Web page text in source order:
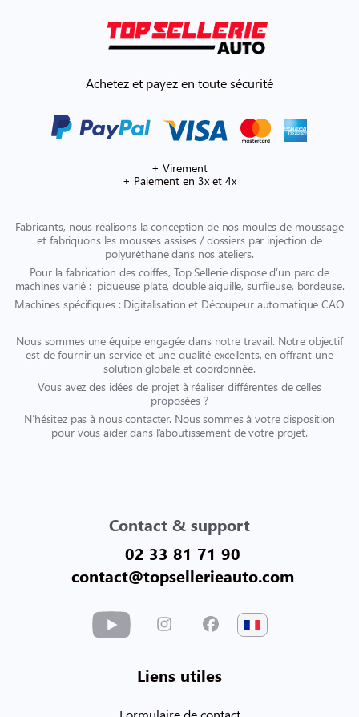
Achetez et payez en toute sécurité
+ Virement
+ Paiement en 3x et 4x
Fabricants, nous réalisons la conception de nos moules de moussage
et fabriquons les mousses assises / dossiers par injection de
polyuréthane dans nos ateliers.
Pour la fabrication des coiffes, Top Sellerie dispose d’un parc de
machines varié : piqueuse plate, double aiguille, surfileuse, bordeuse.
Machines spécifiques : Digitalisation et Découpeur automatique CAO
Nous sommes une équipe engagée dans notre travail. Notre objectif
est de fournir un service et une qualité excellents, en offrant une
solution globale et coordonnée.
Vous avez des idées de projet à réaliser différentes de celles
proposées ?
N’hésitez pas à nous contacter. Nous sommes à votre disposition
pour vous aider dans l’aboutissement de votre projet.
Contact & support
02 33 81 71 90
contact@topsellerieauto.com
Liens utiles